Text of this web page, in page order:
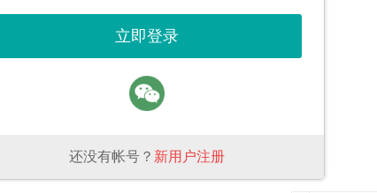
还没有帐号？ 新用户注册